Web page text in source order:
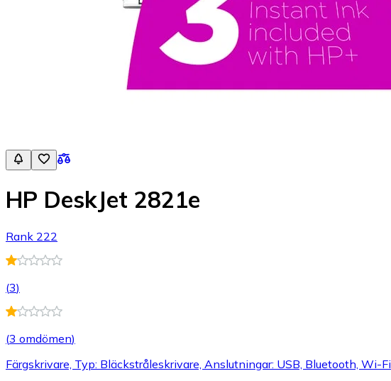
HP DeskJet 2821e
Rank 222
(3)
(3 omdömen)
Färgskrivare, Typ: Bläckstråleskrivare, Anslutningar: USB, Bluetooth, Wi-Fi